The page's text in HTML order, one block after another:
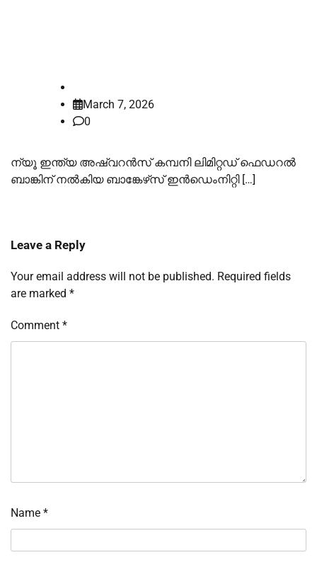
March 7, 2026
0
ന്യൂ ഇന്ത്യ അഷ്വറൻസ് കമ്പനി ലിമിറ്റഡ് ഫെഡറൽ
ബാങ്കിന് നൽകിയ ബാങ്കേഴ്‌സ് ഇൻഡെംനിറ്റി […]
Leave a Reply
Your email address will not be published. Required fields
are marked *
Comment *
Name *